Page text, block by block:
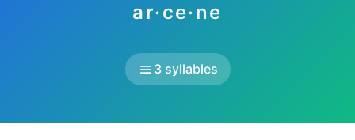
ar·ce·ne
3 syllables